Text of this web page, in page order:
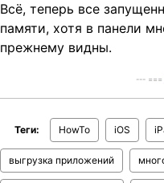
Всё, теперь все
памяти, хотя в панели
прежнему видны.
--- ===
Теги: HowTo iOS
выгрузка приложений